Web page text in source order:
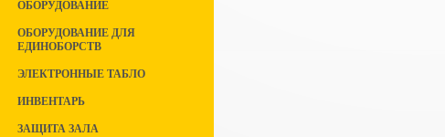
ОБОРУДОВАНИЕ
ОБОРУДОВАНИЕ ДЛЯ
ЕДИНОБОРСТВ
ЭЛЕКТРОННЫЕ ТАБЛО
ИНВЕНТАРЬ
ЗАЩИТА ЗАЛА